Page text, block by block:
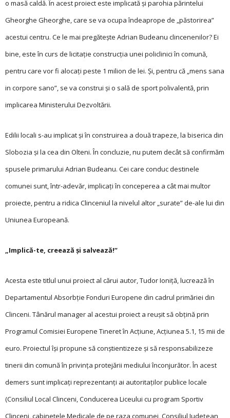
o masă caldă. În acest proiect este implicată și parohia părintelui
Gheorghe Gheorghe, care se va ocupa îndeaprope de „păstorirea”
acestui centru. Ce le mai pregătește Adrian Budeanu clincenenilor? Ei
bine, este în curs de licitație construcția unei policlinici în comună,
pentru care vor fi alocați peste 1 milion de lei. Și, pentru că „mens sana
in corpore sano”, se va construi și o sală de sport polivalentă, prin
implicarea Ministerului Dezvoltării.
Edilii locali s-au implicat și în construirea a două trapeze, la biserica din
Slobozia și la cea din Olteni. În concluzie, nu putem decât să confirmăm
spusele primarului Adrian Budeanu. Cei care conduc destinele
comunei sunt, într-adevăr, implicați în conceperea a cât mai multor
proiecte, pentru a ridica Clinceniul la nivelul altor „surate” de-ale lui din
Uniunea Europeană.
„Implică-te, creează și salvează!”
Acesta este titlul unui proiect al cărui autor, Tudor Ioniță, lucrează în
Departamentul Absorbție Fonduri Europene din cadrul primăriei din
Clinceni. Tânărul manager al acestui proiect a reușit să obțină prin
Programul Comisiei Europene Tineret în Acțiune, Acțiunea 5.1, 15 mii de
euro. Proiectul își propune să conștientizeze și să responsabilizeze
tinerii din comună în privința protejării mediului înconjurător. În acest
demers sunt implicați reprezentanţi ai autoritaţilor publice locale
(Consiliul Local Clinceni, Conducerea Liceului cu program Sportiv
Clinceni, cabinetele Medicale de pe raza comunei, Consiliul Judeţean